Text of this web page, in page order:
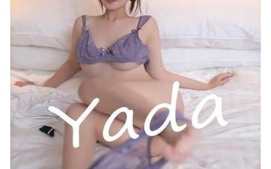
甜美可爱日奈娇独角兽兵装在哪能看？黄豆粉猫娘资源
[Xiuren秀人网]2022.11.03 NO.5803 程程程-[81+1P／552MB]
2023-05-16
[Xiuren秀人网]2025.10.31 NO.10936 小肉肉咪
[78P/753.99MB]
2026-06-03